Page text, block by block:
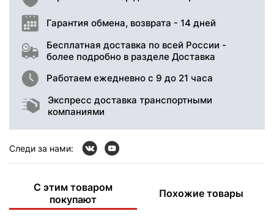
Гарантия обмена, возврата - 14 дней
Бесплатная доставка по всей России -
более подробно в разделе Доставка
Работаем ежедневно с 9 до 21 часа
Экспресс доставка транспортными
компаниями
Следи за нами:
С этим товаром
покупают
Похожие товары